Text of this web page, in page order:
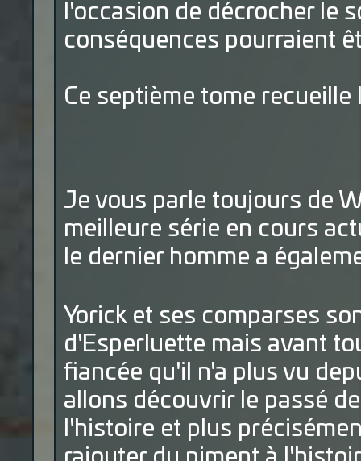
l'occasion de décrocher le
conséquences pourraient
Ce septième tome
Je vous parle toujours de
meilleure série en cours
le dernier homme a
Yorick et ses comparses
d'Esperluette mais avant
fiancée qu'il n'a plus vu
allons découvrir le passé
l'histoire et plus